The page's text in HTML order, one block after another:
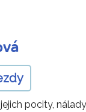
pocity,